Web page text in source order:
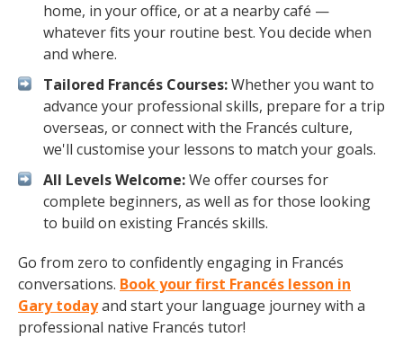
home, in your office, or at a nearby café —
whatever fits your routine best. You decide when
and where.
Tailored Francés Courses:Whether you want to
advance your professional skills, prepare for a trip
overseas, or connect with the Francés culture,
we'll customise your lessons to match your goals.
All Levels Welcome:We offer courses for
complete beginners, as well as for those looking
to build on existing Francés skills.
Go from zero to confidently engaging in Francés
conversations. Book your first Francés lesson in
Gary todayand start your language journey with a
professional native Francés tutor!